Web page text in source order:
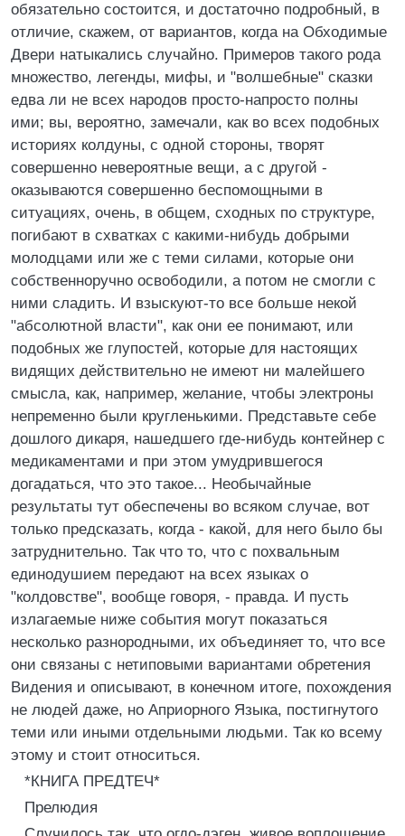
обязательно состоится, и достаточно подробный, в
отличие, скажем, от вариантов, когда на Обходимые
Двери натыкались случайно. Примеров такого рода
множество, легенды, мифы, и "волшебные" сказки
едва ли не всех народов просто-напросто полны
ими; вы, вероятно, замечали, как во всех подобных
историях колдуны, с одной стороны, творят
совершенно невероятные вещи, а с другой -
оказываются совершенно беспомощными в
ситуациях, очень, в общем, сходных по структуре,
погибают в схватках с какими-нибудь добрыми
молодцами или же с теми силами, которые они
собственноручно освободили, а потом не смогли с
ними сладить. И взыскуют-то все больше некой
"абсолютной власти", как они ее понимают, или
подобных же глупостей, которые для настоящих
видящих действительно не имеют ни малейшего
смысла, как, например, желание, чтобы электроны
непременно были кругленькими. Представьте себе
дошлого дикаря, нашедшего где-нибудь контейнер с
медикаментами и при этом умудрившегося
догадаться, что это такое... Необычайные
результаты тут обеспечены во всяком случае, вот
только предсказать, когда - какой, для него было бы
затруднительно. Так что то, что с похвальным
единодушием передают на всех языках о
"колдовстве", вообще говоря, - правда. И пусть
излагаемые ниже события могут показаться
несколько разнородными, их объединяет то, что все
они связаны с нетиповыми вариантами обретения
Видения и описывают, в конечном итоге, похождения
не людей даже, но Априорного Языка, постигнутого
теми или иными отдельными людьми. Так ко всему
этому и стоит относиться.
*КНИГА ПРЕДТЕЧ*
Прелюдия